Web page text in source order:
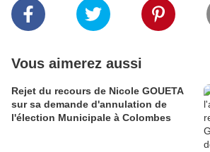
Vous aimerez aussi
Rejet du recours de Nicole GOUETA
sur sa demande d'annulation de
l'élection Municipale à Colombes